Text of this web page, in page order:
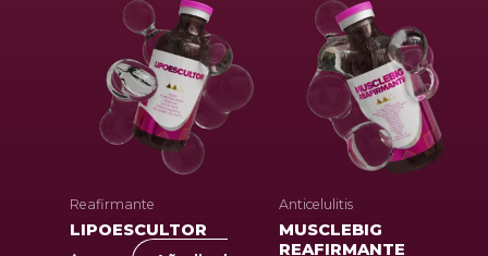
Reafirmante
LIPOESCULTOR
Anticelulitis
MUSCLEBIG
REAFIRMANTE